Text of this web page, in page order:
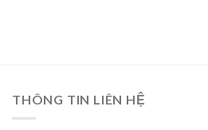
THÔNG TIN LIÊN HỆ